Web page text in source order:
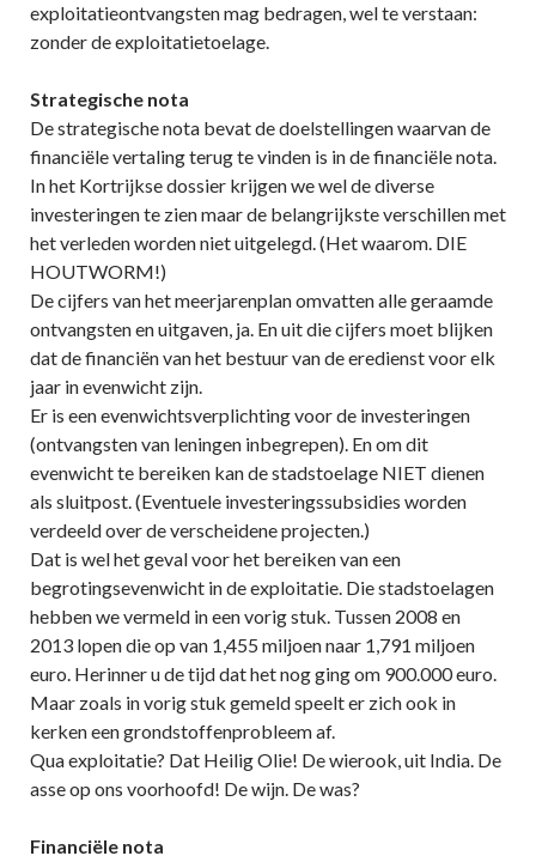
exploitatieontvangsten mag bedragen, wel te verstaan:
zonder de exploitatietoelage.
Strategische nota
De strategische nota bevat de doelstellingen waarvan de
financiële vertaling terug te vinden is in de financiële nota.
In het Kortrijkse dossier krijgen we wel de diverse
investeringen te zien maar de belangrijkste verschillen met
het verleden worden niet uitgelegd. (Het waarom. DIE
HOUTWORM!)
De cijfers van het meerjarenplan omvatten alle geraamde
ontvangsten en uitgaven, ja. En uit die cijfers moet blijken
dat de financiën van het bestuur van de eredienst voor elk
jaar in evenwicht zijn.
Er is een evenwichtsverplichting voor de investeringen
(ontvangsten van leningen inbegrepen). En om dit
evenwicht te bereiken kan de stadstoelage NIET dienen
als sluitpost. (Eventuele investeringssubsidies worden
verdeeld over de verscheidene projecten.)
Dat is wel het geval voor het bereiken van een
begrotingsevenwicht in de exploitatie. Die stadstoelagen
hebben we vermeld in een vorig stuk. Tussen 2008 en
2013 lopen die op van 1,455 miljoen naar 1,791 miljoen
euro. Herinner u de tijd dat het nog ging om 900.000 euro.
Maar zoals in vorig stuk gemeld speelt er zich ook in
kerken een grondstoffenprobleem af.
Qua exploitatie? Dat Heilig Olie! De wierook, uit India. De
asse op ons voorhoofd! De wijn. De was?
Financiële nota